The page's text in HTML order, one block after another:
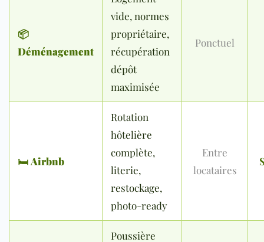
📦
Déménagement
vide, normes
propriétaire,
récupération
dépôt
maximisée
Ponctuel
🛏Airbnb
Rotation
hôtelière
complète,
literie,
restockage,
photo-ready
Entre
locataires
Poussière